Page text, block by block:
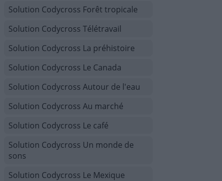
Solution Codycross Forêt tropicale
Solution Codycross Télétravail
Solution Codycross La préhistoire
Solution Codycross Le Canada
Solution Codycross Autour de l'eau
Solution Codycross Au marché
Solution Codycross Le café
Solution Codycross Un monde de
sons
Solution Codycross Le Mexique